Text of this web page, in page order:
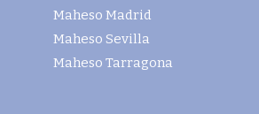
Maheso Madrid
Maheso Sevilla
Maheso Tarragona